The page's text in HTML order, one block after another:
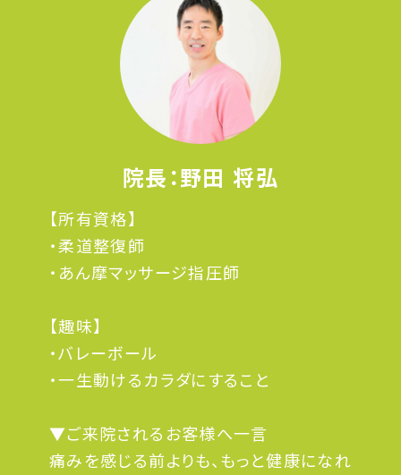
院長：野田 将弘
【所有資格】
・柔道整復師
・あん摩マッサージ指圧師
【趣味】
・バレーボール
・一生動けるカラダにすること
▼ご来院されるお客様へ一言
痛みを感じる前よりも、もっと健康になれ